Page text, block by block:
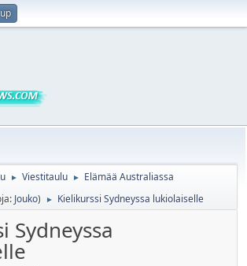
► Viestitaulu ► Elämää Australiassa
Jouko) ► Kielikurssi Sydneyssa lukiolaiselle
Sydneyssa